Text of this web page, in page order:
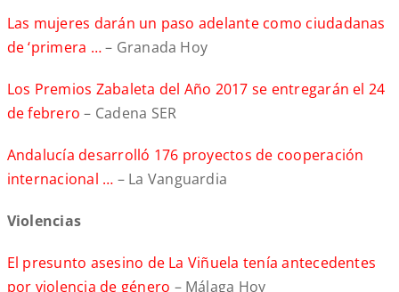
Las mujeres darán un paso adelante como ciudadanas
de ‘primera …– Granada Hoy
Los Premios Zabaleta del Año 2017 se entregarán el 24
de febrero – Cadena SER
Andalucía desarrolló 176 proyectos de cooperación
internacional … – La Vanguardia
Violencias
El presunto asesino de La Viñuela tenía antecedentes
por violencia de género – Málaga Hoy